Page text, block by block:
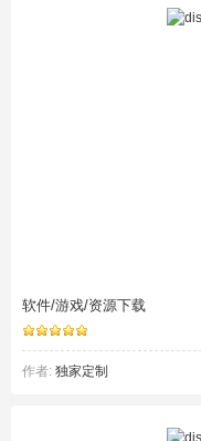
软件/游戏/资源下载
作者: 独家定制